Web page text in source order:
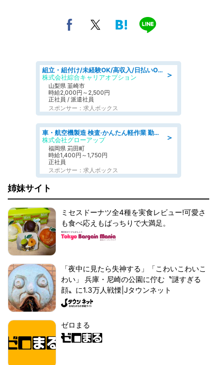
＞
組立・組付け/未経験OK/高収入/日払いOK/寮費無料/日勤
株式会社綜合キャリアオプション
山梨県 韮崎市
時給2,000円～2,500円
正社員 / 派遣社員
スポンサー：求人ボックス
＞
車・航空機製造 検査·かんたん軽作業 勤務形態が選べる 現場まで送迎あり
株式会社グローアップ
福岡県 苅田町
時給1,400円～1,750円
正社員
スポンサー：求人ボックス
姉妹サイト
ミセスドーナツ全4種を実食レビュー!可愛さ
も食べ応えもばっちりで大満足。
「夜中に見たら失神する」「こわいこわいこ
わい」 兵庫・尼崎の公園に佇む〝謎すぎる
顔〟に1.3万人戦慄|Jタウンネット
ゼロまる